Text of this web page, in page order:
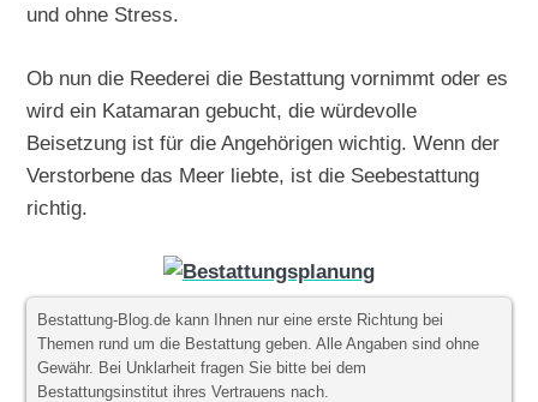
und ohne Stress.
Ob nun die Reederei die Bestattung vornimmt oder es
wird ein Katamaran gebucht, die würdevolle
Beisetzung ist für die Angehörigen wichtig. Wenn der
Verstorbene das Meer liebte, ist die Seebestattung
richtig.
Bestattung-Blog.de kann Ihnen nur eine erste Richtung bei
Themen rund um die Bestattung geben. Alle Angaben sind ohne
Gewähr. Bei Unklarheit fragen Sie bitte bei dem
Bestattungsinstitut ihres Vertrauens nach.